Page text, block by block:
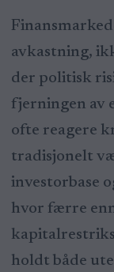
avkastning,
der politisk
fjerningen av
ofte reagere
tradisjonelt
investorbase
hvor færre
holdt både